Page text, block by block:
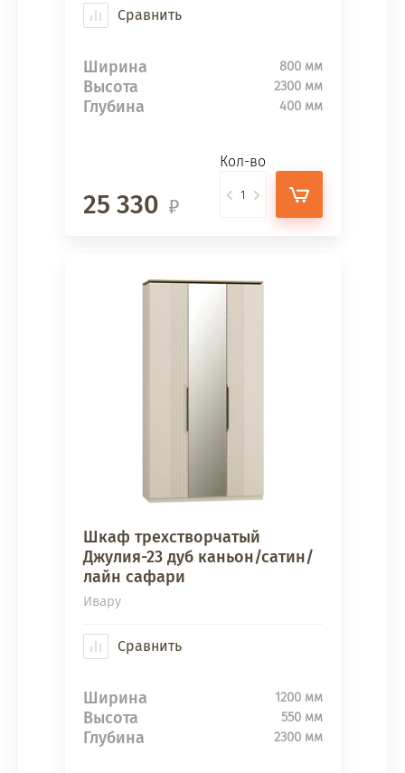
Сравнить
Ширина 800 мм
Высота 2300 мм
Глубина 400 мм
25 330
Кол-во
Шкаф трехстворчатый
Джулия-23 дуб каньон/сатин/
лайн сафари
Ивару
Сравнить
Ширина 1200 мм
Высота 550 мм
Глубина 2300 мм